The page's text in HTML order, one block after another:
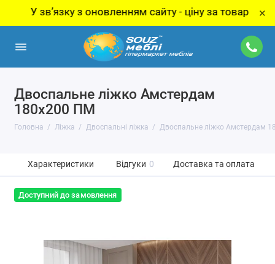
У звʼязку з оновленням сайту - ціну за товар ×
Двоспальне ліжко Амстердам
180х200 ПМ
Головна Ліжка Двоспальні ліжка Двоспальне ліжко Амстердам
Характеристики Відгуки 0 Доставка та оплата
Доступний до замовлення